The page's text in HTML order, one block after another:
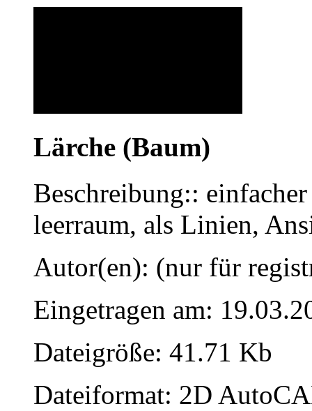
Lärche (Baum)
Beschreibung::
leerraum, als Linien,
Autor(en): (nur für
Eingetragen am:
Dateigröße: 41.71 Kb
Dateiformat: 2D